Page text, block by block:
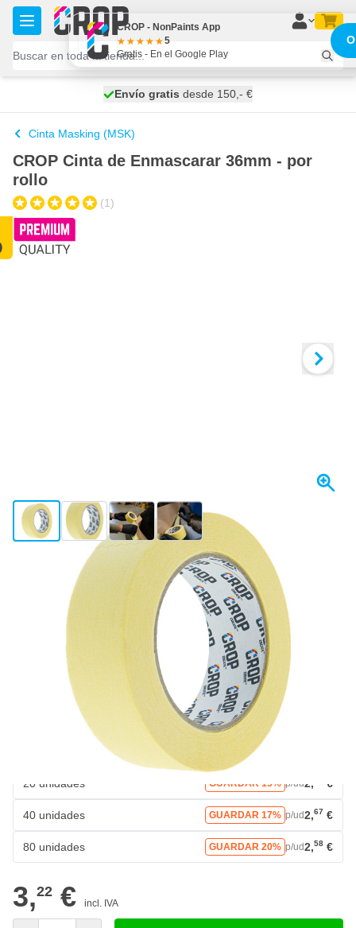
Ir al contenido
se envía hoy
Envío gratis desde 150,- €
100 días
Cinta Masking (MSK)
CROP Cinta de Enmascarar 36mm - por
rollo
(1)
View larger imageView larger imageView larger imageView larger image
Se envía hoy
CROP Cinta de Enmascarar 36mm - por rollo
Elija un número
GUARDAR 12%
GUARDAR 13%
20 unidades GUARDAR 15% p/ud2, €
40 unidades GUARDAR 17% p/ud2,67 €
80 unidades GUARDAR 20% p/ud2,58 €
3,22 € incl. IVA
CROP - NonPaints App
5
Gratis - En el Google Play